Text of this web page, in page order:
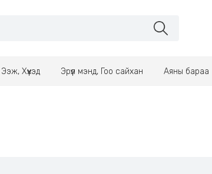
Ээж, Хүүхэд Эрүүл мэнд, Гоо сайхан Аяны бараа